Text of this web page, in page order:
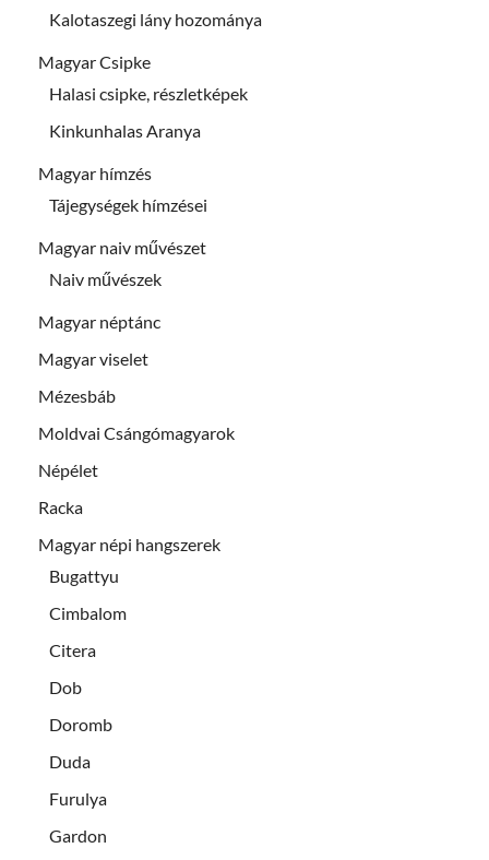
Kalotaszegi lány hozománya
Magyar Csipke
Halasi csipke, részletképek
Kinkunhalas Aranya
Magyar hímzés
Tájegységek hímzései
Magyar naiv művészet
Naiv művészek
Magyar néptánc
Magyar viselet
Mézesbáb
Moldvai Csángómagyarok
Népélet
Racka
Magyar népi hangszerek
Bugattyu
Cimbalom
Citera
Dob
Doromb
Duda
Furulya
Gardon